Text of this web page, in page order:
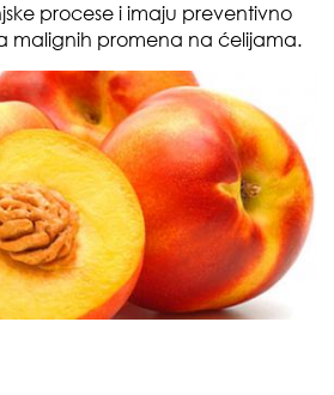
procese i imaju preventivno
malignih promena na ćelijama.